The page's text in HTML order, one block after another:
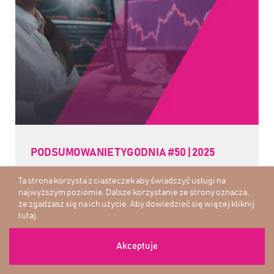
PODSUMOWANIE TYGODNIA #50 | 2025
Ta strona korzysta z ciasteczek aby świadczyć usługi na
najwyższym poziomie. Dalsze korzystanie ze strony oznacza,
że zgadzasz się na ich użycie. Aby dowiedzieć się więcej kliknij
tutaj.
Akceptuje